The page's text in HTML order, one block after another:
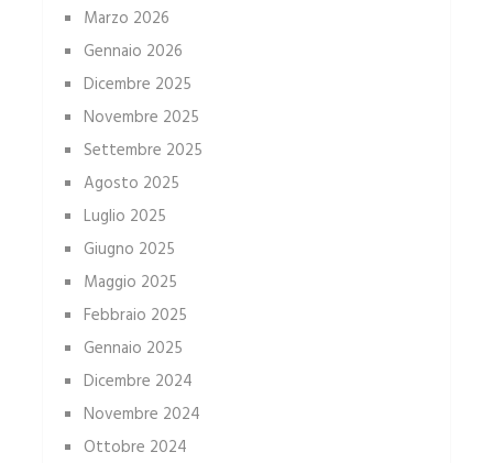
Marzo 2026
Gennaio 2026
Dicembre 2025
Novembre 2025
Settembre 2025
Agosto 2025
Luglio 2025
Giugno 2025
Maggio 2025
Febbraio 2025
Gennaio 2025
Dicembre 2024
Novembre 2024
Ottobre 2024